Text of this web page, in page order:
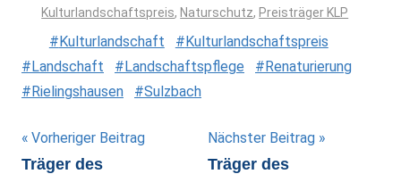
Kulturlandschaftspreis, Naturschutz, Preisträger KLP
Kulturlandschaft
Kulturlandschaftspreis
Landschaft
Landschaftspflege
Renaturierung
Rielingshausen
Sulzbach
Beitragsnavigation
Vorheriger Beitrag
Träger des
Nächster Beitrag
Träger des